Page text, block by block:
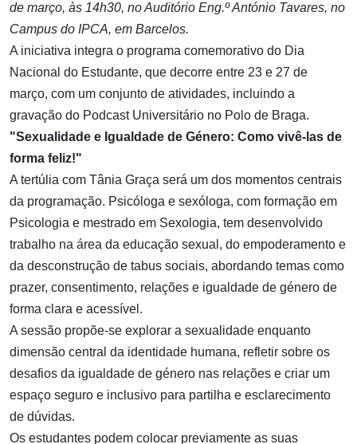
de março, às 14h30, no Auditório Eng.º António Tavares, no
Campus do IPCA, em Barcelos.
A iniciativa integra o programa comemorativo do Dia
Nacional do Estudante, que decorre entre 23 e 27 de
março, com um conjunto de atividades, incluindo a
gravação do Podcast Universitário no Polo de Braga.
"Sexualidade e Igualdade de Género: Como vivê-las de
forma feliz!"
A tertúlia com Tânia Graça será um dos momentos centrais
da programação. Psicóloga e sexóloga, com formação em
Psicologia e mestrado em Sexologia, tem desenvolvido
trabalho na área da educação sexual, do empoderamento e
da desconstrução de tabus sociais, abordando temas como
prazer, consentimento, relações e igualdade de género de
forma clara e acessível.
A sessão propõe-se explorar a sexualidade enquanto
dimensão central da identidade humana, refletir sobre os
desafios da igualdade de género nas relações e criar um
espaço seguro e inclusivo para partilha e esclarecimento
de dúvidas.
Os estudantes podem colocar previamente as suas